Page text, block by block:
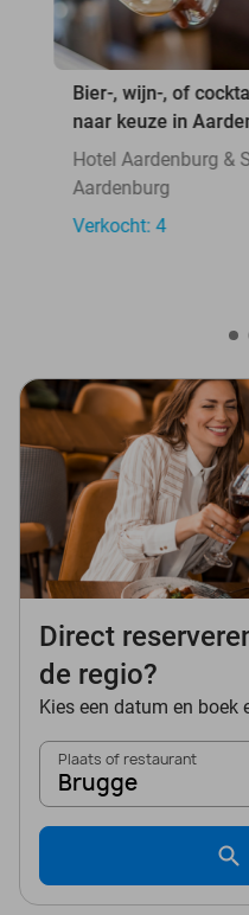
Bier-, wijn-, of
naar keuze in
Hotel Aardenburg &
Aardenburg
Verkocht: 4
Direct
de regio?
Kies een datum en boek
Plaats of restaurant
Brugge